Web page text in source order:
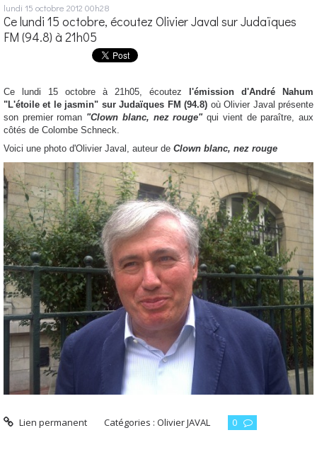
lundi 15 octobre 2012 00h28
Ce lundi 15 octobre, écoutez Olivier Javal sur Judaïques
FM (94.8) à 21h05
Ce lundi 15 octobre à 21h05, écoutez l'émission d'André Nahum
"L'étoile et le jasmin" sur Judaïques FM (94.8) où Olivier Javal présente
son premier roman "Clown blanc, nez rouge"qui vient de paraître, aux
côtés de Colombe Schneck.
Voici une photo d'Olivier Javal, auteur de Clown blanc, nez rouge
Lien permanent Catégories :Olivier JAVAL 0